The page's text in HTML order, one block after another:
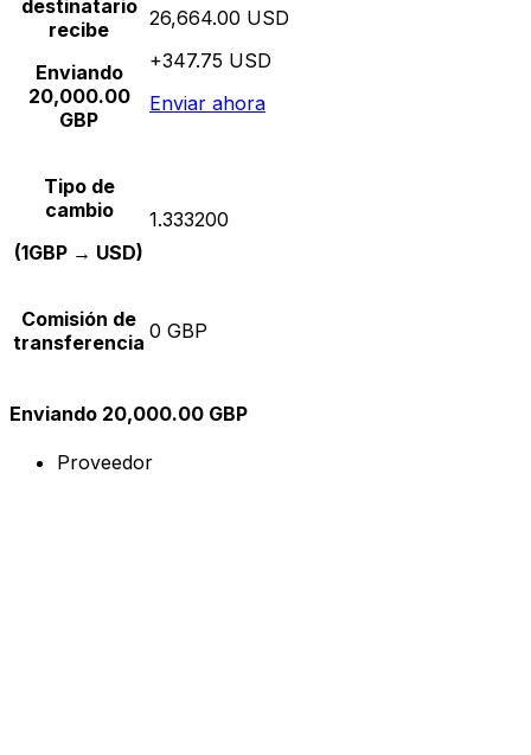
destinatario
recibe
Enviando
20,000.00
GBP
26,664.00 USD
+347.75 USD
Enviar ahora
Tipo de
cambio
(1GBP → USD)
1.333200
Comisión de
transferencia 0 GBP
Enviando 20,000.00 GBP
Proveedor